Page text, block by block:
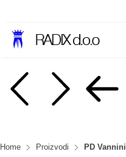
Home Proizvodi PD Vannini